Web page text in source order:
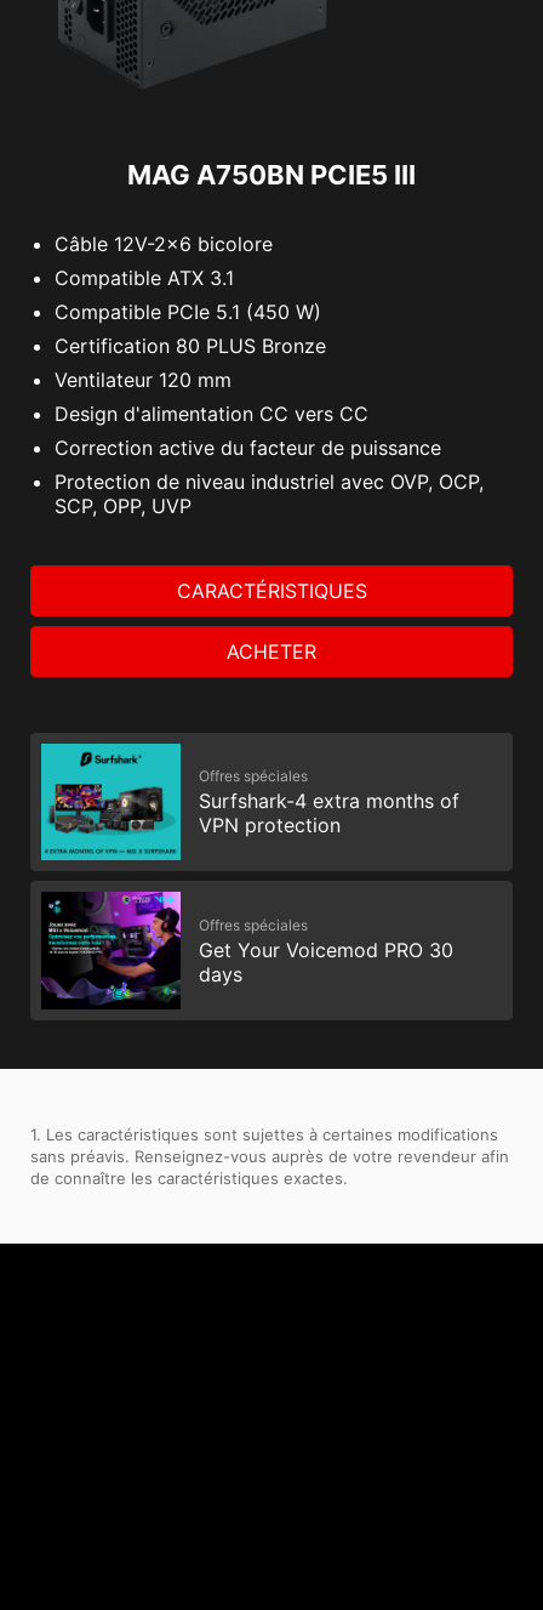
MAG A750BN PCIE5 III
Câble 12V-2x6 bicolore
Compatible ATX 3.1
Compatible PCIe 5.1 (450 W)
Certification 80 PLUS Bronze
Ventilateur 120 mm
Design d'alimentation CC vers CC
Correction active du facteur de puissance
Protection de niveau industriel avec OVP, OCP,
SCP, OPP, UVP
CARACTÉRISTIQUES
ACHETER
Offres spéciales
Surfshark-4 extra months of
VPN protection
Offres spéciales
Get Your Voicemod PRO 30
days
1. Les caractéristiques sont sujettes à certaines modifications
sans préavis. Renseignez-vous auprès de votre revendeur afin
de connaître les caractéristiques exactes.